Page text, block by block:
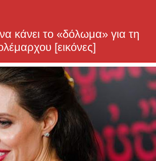
κάνει το «δόλωμα» για τη
[εικόνες]